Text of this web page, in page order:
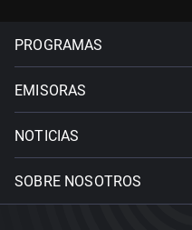
PROGRAMAS
EMISORAS
NOTICIAS
SOBRE NOSOTROS